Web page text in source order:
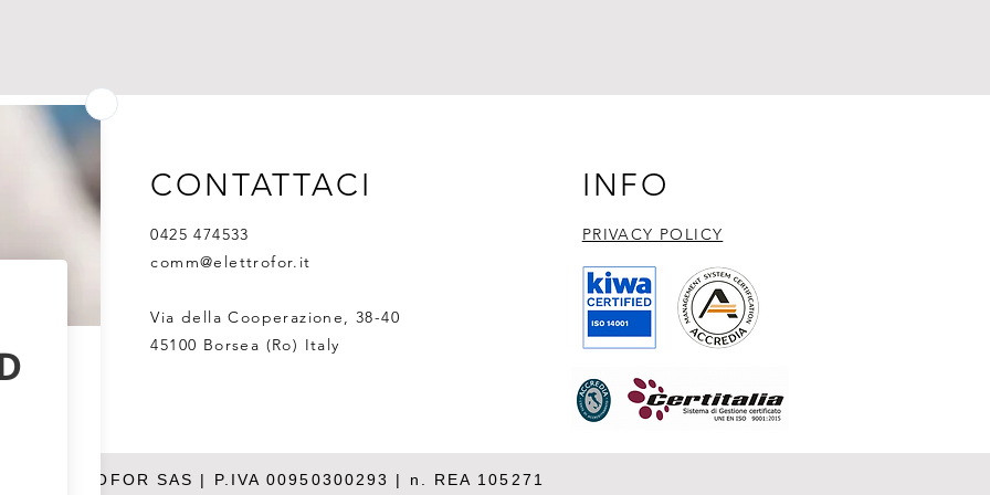
CONTATTACI
0425 474533
comm@elettrofor.it
Via della Cooperazione, 38-40
45100 Borsea (Ro) Italy
INFO
PRIVACY POLICY​
ELETTROFOR SAS | P.IVA 00950300293 | n. REA 105271